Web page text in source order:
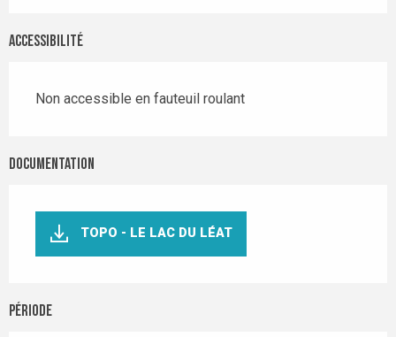
Accessibilité
Non accessible en fauteuil roulant
Documentation
TOPO - LE LAC DU LÉAT
Période